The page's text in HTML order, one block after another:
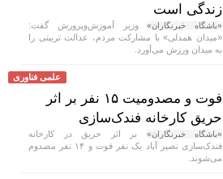
زندگی است
«باشگاه خبرنگاران»وزیر آموزش‌وپرورش گفت:
«میدان همدلی» با مشارکت مردم، عدالت تربیتی را
به میدان ورزش می‌آورد.
علمی فناوری
فوت و مصدومیت ۱۵ نفر بر اثر
حریق کارخانه فندک‌سازی
«باشگاه خبرنگاران» بر اثر حریق در کارخانه
فندک‌سازی نصیر آباد یک نفر فوت و ۱۴ نفر مصدوم
می‌شوند.